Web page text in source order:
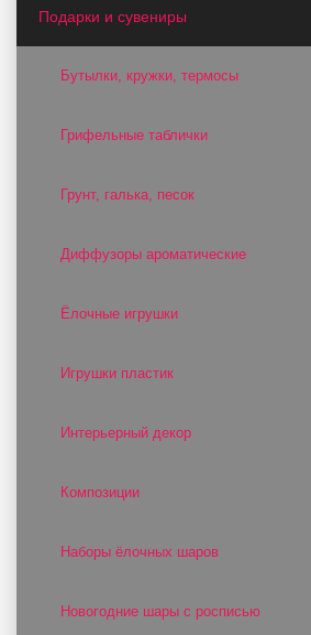
Подарки и сувениры
Бутылки, кружки, термосы
Грифельные таблички
Грунт, галька, песок
Диффузоры ароматические
Ёлочные игрушки
Игрушки пластик
Интерьерный декор
Композиции
Наборы ёлочных шаров
Новогодние шары с росписью